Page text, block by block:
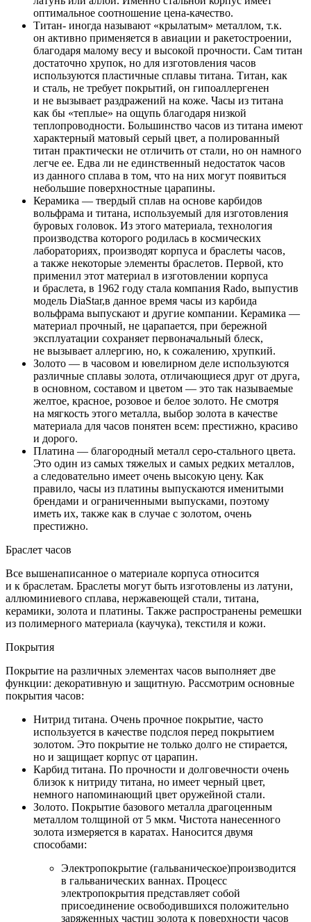
оптимальное соотношение цена-качество.
Титан- иногда называют «крылатым» металлом, т.к.
он активно применяется в авиации и ракетостроении,
благодаря малому весу и высокой прочности. Сам титан
достаточно хрупок, но для изготовления часов
используются пластичные сплавы титана. Титан, как
и сталь, не требует покрытий, он гипоаллергенен
и не вызывает раздражений на коже. Часы из титана
как бы «теплые» на ощупь благодаря низкой
теплопроводности. Большинство часов из титана имеют
характерный матовый серый цвет, а полированный
титан практически не отличить от стали, но он намного
легче ее. Едва ли не единственный недостаток часов
из данного сплава в том, что на них могут появиться
небольшие поверхностные царапины.
Керамика — твердый сплав на основе карбидов
вольфрама и титана, используемый для изготовления
буровых головок. Из этого материала, технология
производства которого родилась в космических
лабораториях, производят корпуса и браслеты часов,
а также некоторые элементы браслетов. Первой, кто
применил этот материал в изготовлении корпуса
и браслета, в 1962 году стала компания Rado, выпустив
модель DiaStar,в данное время часы из карбида
вольфрама выпускают и другие компании. Керамика —
материал прочный, не царапается, при бережной
эксплуатации сохраняет первоначальный блеск,
не вызывает аллергию, но, к сожалению, хрупкий.
Золото — в часовом и ювелирном деле используются
различные сплавы золота, отличающиеся друг от друга,
в основном, составом и цветом — это так называемые
желтое, красное, розовое и белое золото. Не смотря
на мягкость этого металла, выбор золота в качестве
материала для часов понятен всем: престижно, красиво
и дорого.
Платина — благородный металл серо-стального цвета.
Это один из самых тяжелых и самых редких металлов,
а следовательно имеет очень высокую цену. Как
правило, часы из платины выпускаются именитыми
брендами и ограниченными выпусками, поэтому
иметь их, также как в случае с золотом, очень
престижно.
Браслет часов
Все вышенаписанное о материале корпуса относится
и к браслетам. Браслеты могут быть изготовлены из латуни,
аллюминиевого сплава, нержавеющей стали, титана,
керамики, золота и платины. Также распространены ремешки
из полимерного материала (каучука), текстиля и кожи.
Покрытия
Покрытие на различных элементах часов выполняет две
функции: декоративную и защитную. Рассмотрим основные
покрытия часов:
Нитрид титана. Очень прочное покрытие, часто
используется в качестве подслоя перед покрытием
золотом. Это покрытие не только долго не стирается,
но и защищает корпус от царапин.
Карбид титана. По прочности и долговечности очень
близок к нитриду титана, но имеет черный цвет,
немного напоминающий цвет оружейной стали.
Золото. Покрытие базового металла драгоценным
металлом толщиной от 5 мкм. Чистота нанесенного
золота измеряется в каратах. Наносится двумя
способами:
Электропокрытие (гальваническое)производится
в гальванических ваннах. Процесс
электропокрытия представляет собой
присоединение освободившихся положительно
заряженных частиц золота к поверхности часов